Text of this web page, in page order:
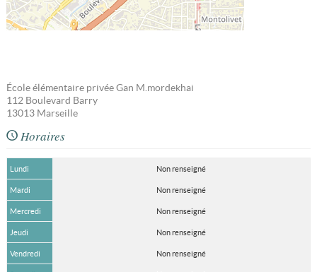
École élémentaire privée Gan M.mordekhai
112 Boulevard Barry
13013 Marseille
Horaires
Lundi Non renseigné
Mardi Non renseigné
Mercredi Non renseigné
Jeudi Non renseigné
Vendredi Non renseigné